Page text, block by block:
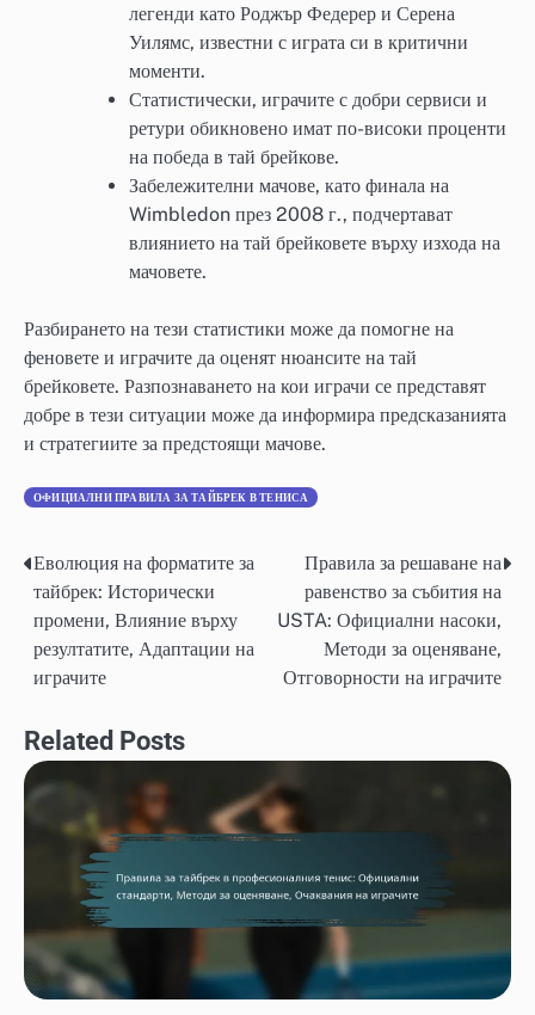
легенди като Роджър Федерер и Серена
Уилямс, известни с играта си в критични
моменти.
Статистически, играчите с добри сервиси и
ретури обикновено имат по-високи проценти
на победа в тай брейкове.
Забележителни мачове, като финала на
Wimbledon през 2008 г., подчертават
влиянието на тай брейковете върху изхода на
мачовете.
Разбирането на тези статистики може да помогне на
феновете и играчите да оценят нюансите на тай
брейковете. Разпознаването на кои играчи се представят
добре в тези ситуации може да информира предсказанията
и стратегиите за предстоящи мачове.
ОФИЦИАЛНИ ПРАВИЛА ЗА ТАЙБРЕК В ТЕНИСА
Post
navigation
Еволюция на форматите за
тайбрек: Исторически
промени, Влияние върху
резултатите, Адаптации на
играчите
Правила за решаване на
равенство за събития на
USTA: Официални насоки,
Методи за оценяване,
Отговорности на играчите
Related Posts